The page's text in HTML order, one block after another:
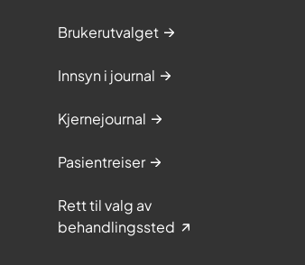
Brukerutvalget
Innsyn i journal
Kjernejournal
Pasientreiser
Rett til valg av
behandlingssted